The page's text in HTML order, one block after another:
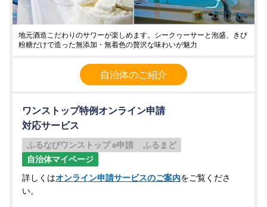
地元酒造こだわりのサワーが楽しめます。シークヮーサーと泡盛、きび
粉糖だけで造った無添加・無着色の贅沢な味わいが魅力
自治体のご紹介
ワンストップ特例オンライン申請
対応サービス
ふるなびワンストップ e申請
ふるまど
自治体マイページ
詳しくはオンライン申請サービスのご案内をご覧くださ
い。